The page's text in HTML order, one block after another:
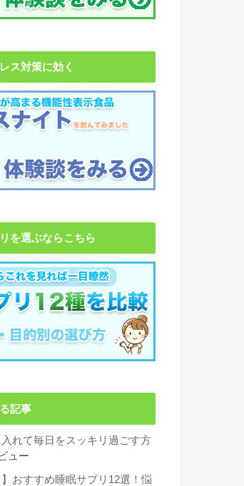
ス対策に効く
を選ぶならこちら
記事
れて毎日をスッキリ過ごす方
ュー
】おすすめ睡眠サプリ12選！悩